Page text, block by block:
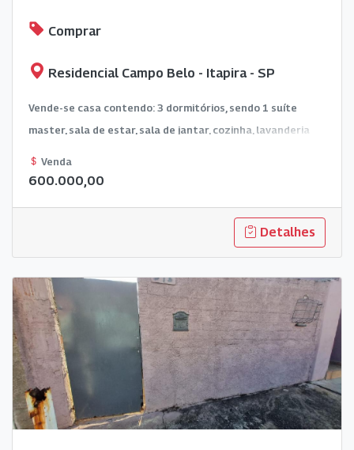
Comprar
Residencial Campo Belo - Itapira - SP
Vende-se casa contendo: 3 dormitórios, sendo 1 suíte
master, sala de estar, sala de jantar, cozinha, lavanderia
churrasqueira e banheiro, garagem coberta para dois
Venda
600.000,00
Detalhes